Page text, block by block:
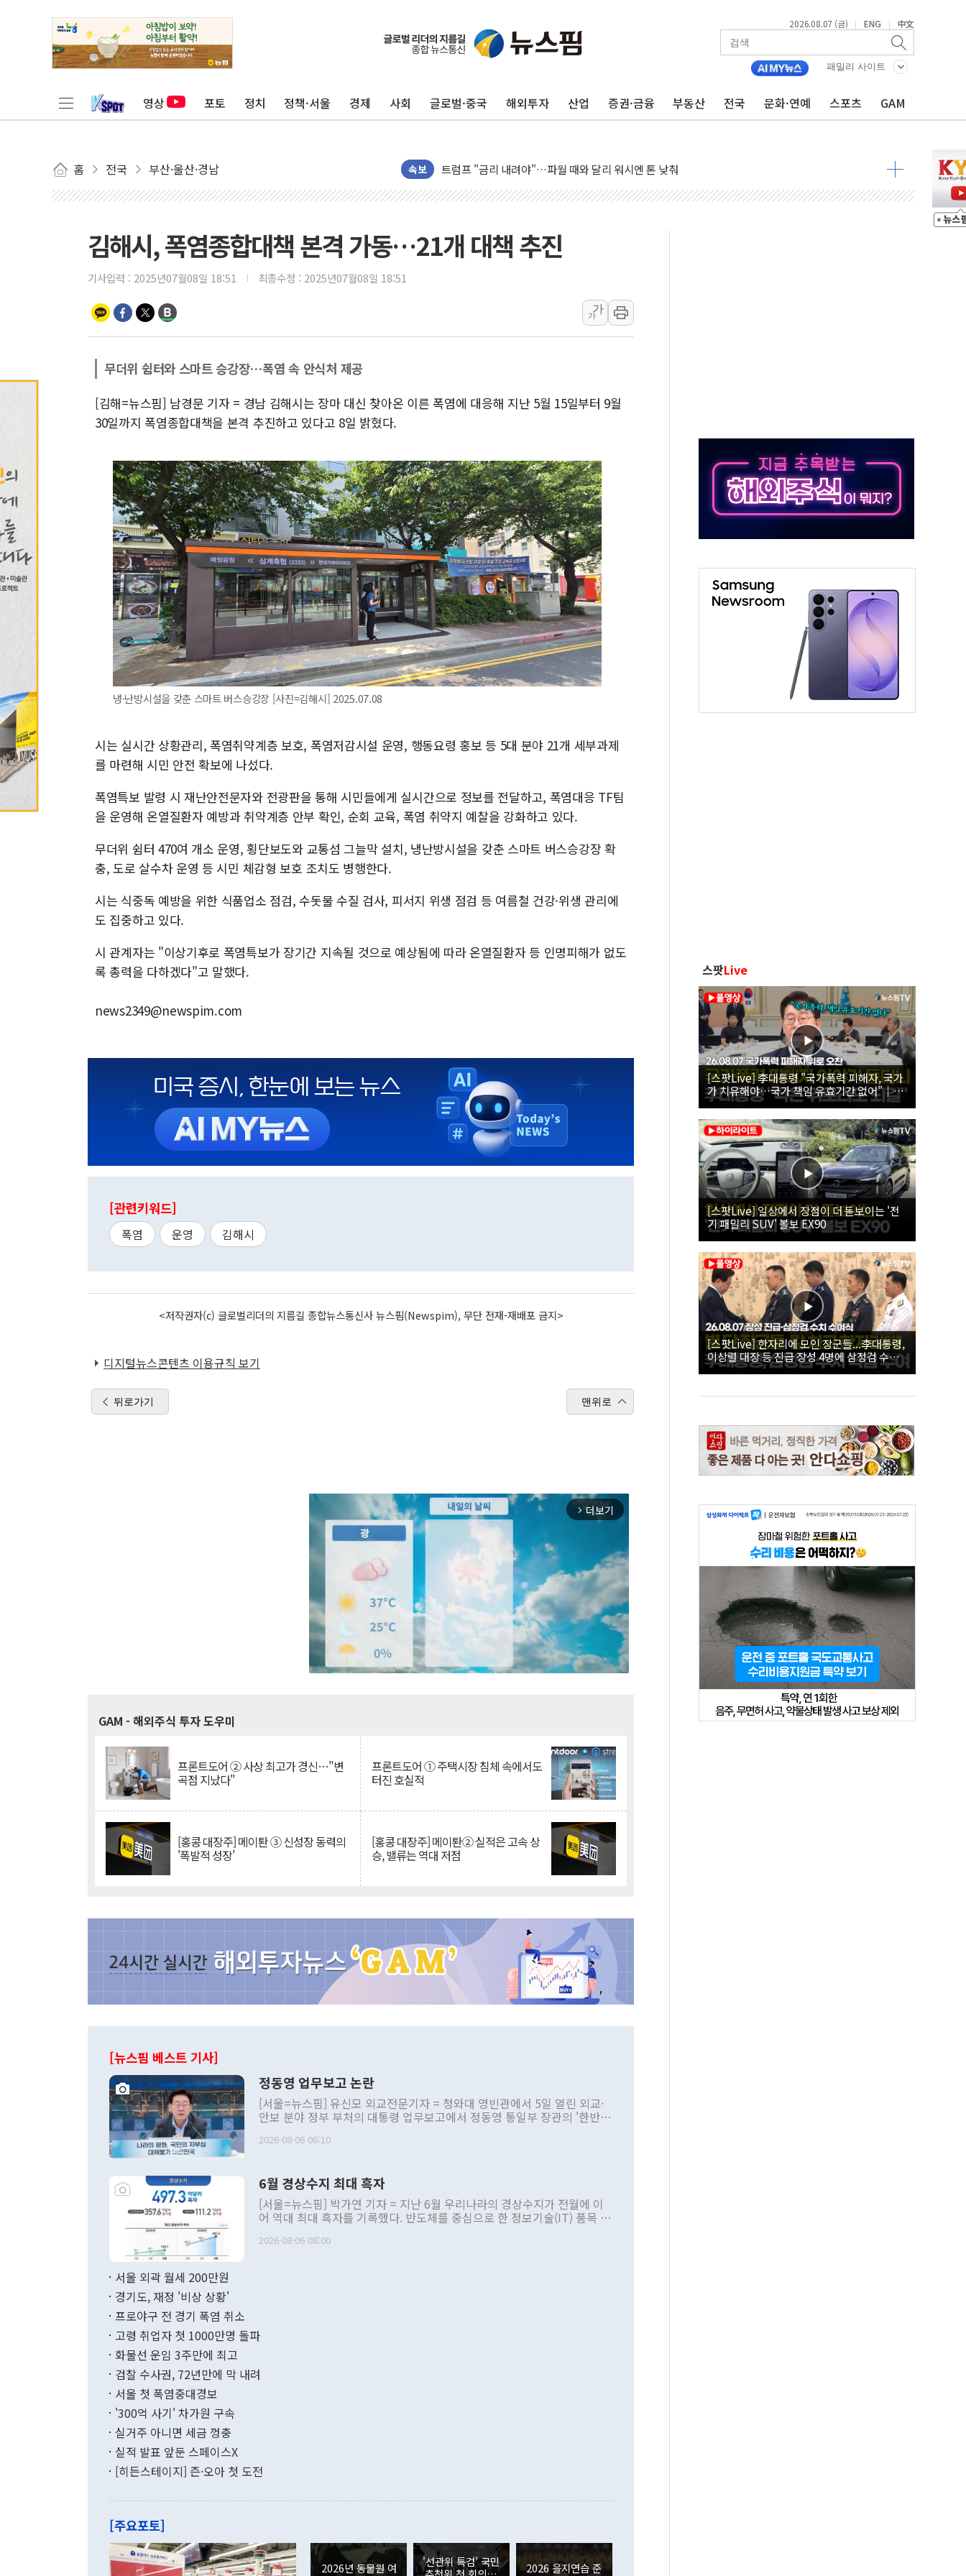
2026.08.07 (금) | ENG | 中文
패밀리 사이트
영상 포토 정치 정책·서울 경제 사회 글로벌·중국 해외투자 산업 증권·금융 부동산 전국 문화·연예 스포츠 GAM
홈 전국 부산·울산·경남 속보
뉴욕증시 개장 전 특징주...아틀라시안·클라우드플레어·태양광주↑ VS 트레이드데스크·웬디스↓
특정 정치인 측근 포항시 정책특보 내정설...포항시 '시끌'
李 "해남 태양광, 대한민국 다음 100년 밑거름…수도권 집중 완화 전환점"
트럼프, 中 겨냥 폴리실리콘 관세 15% 부과…美 태양광주 급등
[사진] 빈살만과 에르도안의 만남
남동발전, 해남군에 국내 최대 규모 400MW 태양광 착공…여의도 1.6배 규모
[인도증시] 중동 불안 속 유가 상승에 소폭 하락...금융주 낙폭 커
신길동 신축도 3.3㎡당 7250만원…써밋 클라비온 59㎡ 18억원대
[코인시황] 비트코인 6만4000달러대 횡보…고래·ETF 매수에도 고유가·금리·입법 지연 '삼중 부담'
[베트남 증시] 유동성 부진 지속, 강보합 마감...석유·가스주 올랐지만 빈그룹이 상쇄
'찜통더위'에 전력수요 역대 최고치 경신…한낮 총수요 104.3GW 기록
김해시, 폭염종합대책 본격 가동…21개 대책 추진
기사입력 : 2025년07월08일 18:51 최종수정 : 2025년07월08일 18:51
가
가
무더위 쉼터와 스마트 승강장…폭염 속 안식처 제공
[김해=뉴스핌] 남경문 기자 = 경남 김해시는 장마 대신 찾아온 이른 폭염에 대응해 지난 5월 15일부터 9월
30일까지 폭염종합대책을 본격 추진하고 있다고 8일 밝혔다.
냉·난방시설을 갖춘 스마트 버스승강장 [사진=김해시] 2025.07.08
시는 실시간 상황관리, 폭염취약계층 보호, 폭염저감시설 운영, 행동요령 홍보 등 5대 분야 21개 세부과제
를 마련해 시민 안전 확보에 나섰다.
폭염특보 발령 시 재난안전문자와 전광판을 통해 시민들에게 실시간으로 정보를 전달하고, 폭염대응 TF팀
을 운영해 온열질환자 예방과 취약계층 안부 확인, 순회 교육, 폭염 취약지 예찰을 강화하고 있다.
무더위 쉼터 470여 개소 운영, 횡단보도와 교통섬 그늘막 설치, 냉난방시설을 갖춘 스마트 버스승강장 확
충, 도로 살수차 운영 등 시민 체감형 보호 조치도 병행한다.
시는 식중독 예방을 위한 식품업소 점검, 수돗물 수질 검사, 피서지 위생 점검 등 여름철 건강·위생 관리에
도 집중하고 있다.
시 관계자는 "이상기후로 폭염특보가 장기간 지속될 것으로 예상됨에 따라 온열질환자 등 인명피해가 없도
록 총력을 다하겠다"고 말했다.
news2349@newspim.com
[관련키워드]
폭염 운영 김해시
<저작권자(c) 글로벌리더의 지름길 종합뉴스통신사 뉴스핌(Newspim), 무단 전재-재배포 금지>
디지털뉴스콘텐츠 이용규칙 보기
뒤로가기 맨위로
arrow_forward_ios 더보기
GAM - 해외주식 투자 도우미
프론트도어 ② 사상 최고가 경신…"변
곡점 지났다"
프론트도어 ① 주택시장 침체 속에서도
터진 호실적
[홍콩 대장주] 메이퇀 ③ 신성장 동력의
'폭발적 성장'
[홍콩 대장주] 메이퇀② 실적은 고속 상
승, 밸류는 역대 저점
[뉴스핌 베스트 기사]
정동영 업무보고 논란
[서울=뉴스핌] 유신모 외교전문기자 = 청와대 영빈관에서 5일 열린 외교·
안보 분야 정부 부처의 대통령 업무보고에서 정동영 통일부 장관의 '한반도
발언 중에는 정부 내 조율을 거치지 않은 사안을 정책으로 추진하겠다고 공
주의적 희망에 근거한 비현실적 구상'이라는 비판을 내놨다. 그동안 정 장
관의 대북 정책 관련 발언이 물의를 빚은 적은 여러 번 있지만 대통령과 유
관 부처 장관이 공개적으로 부정적 입장을 표명한 것은 이례적이다. 정 장
관의 무리한 대북 접근법과 월권을 제어해야 한다는 목소리도 높아지고 있
다. [정동영 통일부 장관이 지난달 23일 오후 서울 종로구 정부서울청사에
무너졌다고도 했다. 또 "현 시점에서 흘러간 선(先)비핵화만 되뇌는 것은
함께 4자 대화의 동력을 확보하기 위해 최선을 다할 것"이라고 말했다. 하
"우리의 선의대로 하는 게 과연 한반도의 평화와 안정에 플러스냐, 결론적
관은 업무보고 사후 브리핑에서 정 장관이 언급한 '4자 회담'에 대해 "이상
이 9월 러시아 블라디보스토크에서 열리는 '동방경제포럼(EEF)'을 언급하
며 "정부 차원에서 (참석을) 검토하고 있다"고 발언한 데 대해서도 조 장관
은 "그것은 외교부의 몫"이라며 "아직 거기까지 진도가 나가지 않았다"고
2026-08-06 06:10
6월 경상수지 최대 흑자
[서울=뉴스핌] 박가연 기자 = 지난 6월 우리나라의 경상수지가 전월에 이
어 역대 최대 흑자를 기록했다. 반도체를 중심으로 한 정보기술(IT) 품목 수
료=한국은행] 한국은행이 6일 발표한 '2026년 6월 국제수지(잠정)'에 따르
며 월간 기준 처음으로 1000억달러를 넘어섰다. 상품수입은 644억8000만
196.9% 급증했고 컴퓨터·주변기기(SSD)는 282.7% 증가했다. IT 품목
수출은 160.4% 늘었으며 비IT 품목도 ▲석유제품(47.5%) ▲화공품
기록했지만 지식재산권사용료수지는 전월 흑자에서 4억4000만달러 적자
로 전환됐다. 본원소득수지는 배당소득을 중심으로 32억7000만달러 흑자
는 배당수입이 늘어난 데다 전월 분기배당에 따른 기저효과로 배당지급이
였던 올해 3월(369억9000만달러)을 넘어선 것이다. 직접투자에서는 내국
인의 해외투자가 80억1000만달러, 외국인의 국내투자가 46억3000만달러
2026-08-06 08:00
서울 외곽 월세 200만원
경기도, 재정 '비상 상황'
프로야구 전 경기 폭염 취소
고령 취업자 첫 1000만명 돌파
화물선 운임 3주만에 최고
검찰 수사권, 72년만에 막 내려
서울 첫 폭염중대경보
'300억 사기' 차가원 구속
실거주 아니면 세금 껑충
실적 발표 앞둔 스페이스X
[히든스테이지] 즌·오아 첫 도전
[주요포토]
2026년 동물원 여
'선관위 특검' 국민
2026 을지연습 준
스팟Live
[스팟Live] 李대통령 "국가폭력 피해자, 국가
가 치유해야…국가 책임 유효기간 없어"｜
26.08.07 국가폭력 피해자 위로 오찬
[스팟Live] 일상에서 장점이 더 돋보이는 '전
기 패밀리 SUV' 볼보 EX90
[스팟Live] 한자리에 모인 장군들...李대통령,
이상렬 대장 등 진급 장성 4명에 삼정검 수치
직접 수여｜26.08.07 장성 진급·삼정검 수치